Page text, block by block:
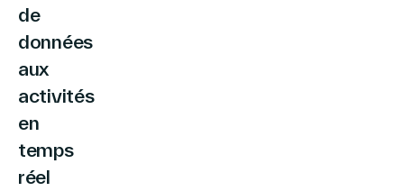
de
données
aux
activités
en
temps
réel